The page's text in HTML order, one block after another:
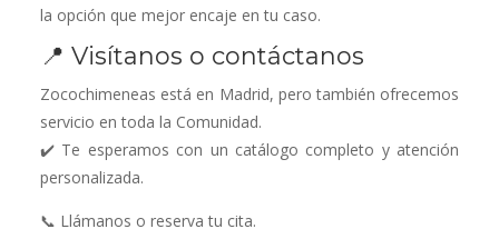
la opción que mejor encaje en tu caso.
📍 Visítanos o contáctanos
Zocochimeneas está en Madrid, pero también ofrecemos
servicio en toda la Comunidad.
✔️ Te esperamos con un catálogo completo y atención
personalizada.
📞 Llámanos o reserva tu cita.